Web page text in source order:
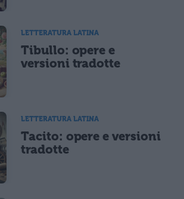
LETTERATURA LATINA
Tibullo: opere e
versioni tradotte
LETTERATURA LATINA
Tacito: opere e versioni
tradotte